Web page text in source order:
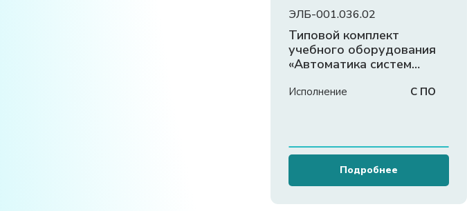
ЭЛБ-001.036.02
Типовой комплект
учебного оборудования
«Автоматика систем
вентиляции»
Исполнение С ПО
Подробнее